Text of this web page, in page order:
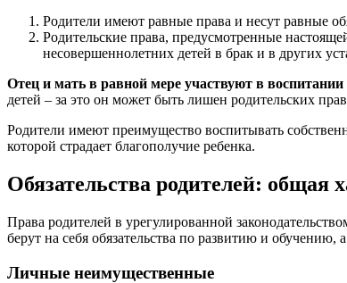
Родители имеют равные права и несут равные
Родительские права, предусмотренные
несовершеннолетних детей в брак и в других
Отец и мать в равной мере участвуют в воспитании
детей – за это он может быть лишен родительских
Родители имеют преимущество воспитывать
которой страдает благополучие ребенка.
Обязательства родителей: общая
Права родителей в урегулированной
берут на себя обязательства по развитию и
Личные неимущественные